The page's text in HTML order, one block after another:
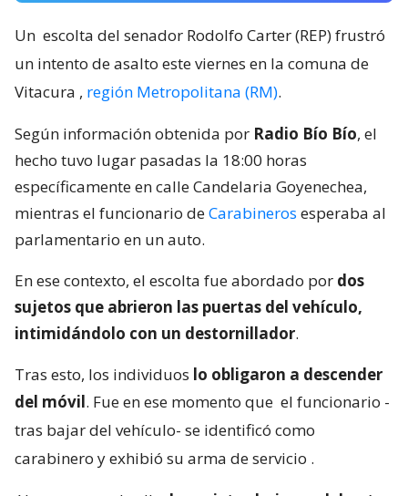
Un escolta del senador Rodolfo Carter (REP) frustró
un intento de asalto este viernes en la comuna de
Vitacura , región Metropolitana (RM).
Según información obtenida por Radio Bío Bío, el
hecho tuvo lugar pasadas la 18:00 horas
específicamente en calle Candelaria Goyenechea,
mientras el funcionario deCarabineros esperaba al
parlamentario en un auto.
En ese contexto, el escolta fue abordado por dos
sujetos que abrieron las puertas del vehículo,
intimidándolo con un destornillador.
Tras esto, los individuos lo obligaron a descender
del móvil. Fue en ese momento que el funcionario -
tras bajar del vehículo- se identificó como
carabinero y exhibió su arma de servicio .